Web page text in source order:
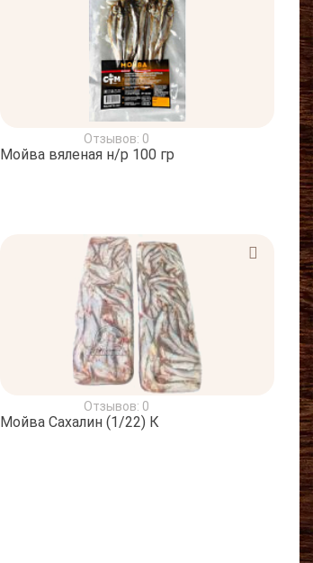
Отзывов: 0
Мойва вяленая н/р 100 гр
Отзывов: 0
Мойва Сахалин (1/22) К